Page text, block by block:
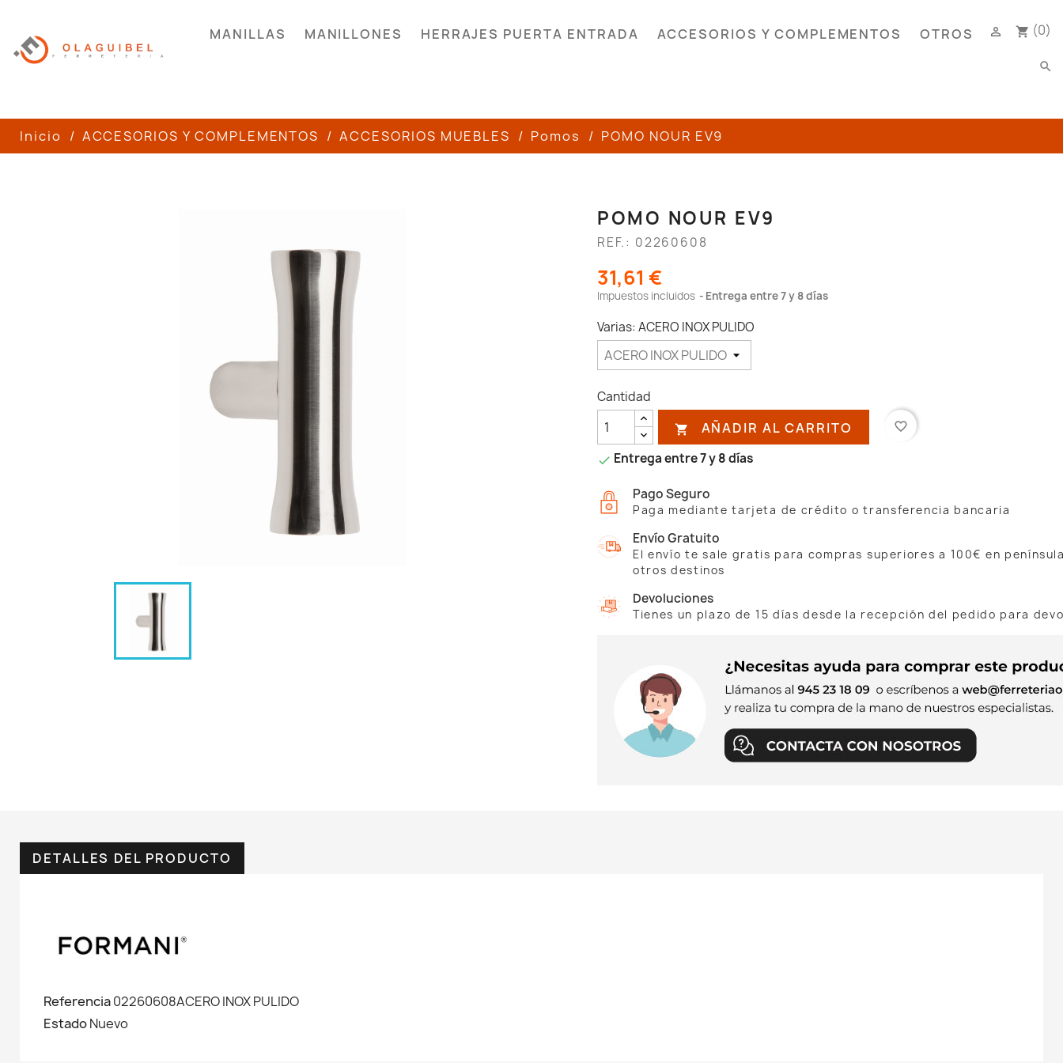
MANILLAS MANILLONES HERRAJES PUERTA ENTRADA ACCESORIOS Y COMPLEMENTOS OTROS shopping_cart (0)

search
Inicio ACCESORIOS Y COMPLEMENTOS ACCESORIOS MUEBLES Pomos POMO NOUR EV9
POMO NOUR EV9
REF.: 02260608
31,61 €
Impuestos incluidos Entrega entre 7 y 8 días
Varias: ACERO INOX PULIDO
Cantidad
 AÑADIR AL CARRITO favorite_border
 Entrega entre 7 y 8 días
Pago Seguro
Paga mediante tarjeta de crédito o transferencia bancaria
Envío Gratuito
El envío te sale gratis para compras superiores a 100€ en
otros destinos
Devoluciones
Tienes un plazo de 15 días desde la recepción del pedido para
DETALLES DEL PRODUCTO
Referencia02260608ACERO INOX PULIDO
EstadoNuevo